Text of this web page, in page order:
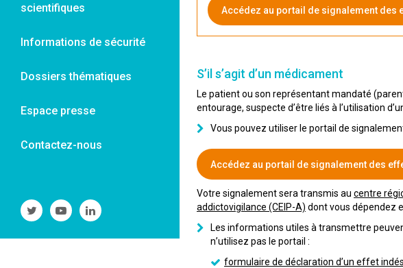
scientifiques
Informations de sécurité
Dossiers thématiques
Espace presse
Contactez-nous
Suivre
l'ANSM
Twitter
Suivre
l'ANSM
Youtube
Suivre
l'ANSM
Linkedin
Accédez au portail de signalement des
S’il s’agit d’un médicament
Le patient ou son représentant mandaté
entourage, suspecte d’être liés à l’utilisation
Vous pouvez utiliser le portail de
Accédez au portail de signalement des
Votre signalement sera transmis au centre
addictovigilance (CEIP-A) dont vous dépendez
Les informations utiles à transmettre
n’utilisez pas le portail :
formulaire de déclaration d’un effet